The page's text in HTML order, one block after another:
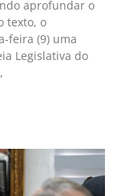
aprofundar o
texto, o
feira (9) uma
Legislativa do